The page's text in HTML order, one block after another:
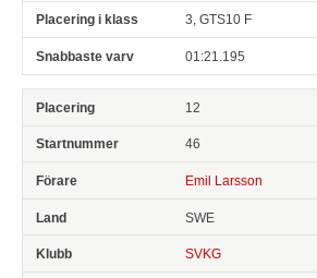
3, GTS10 F
01:21.195
12
46
Emil Larsson
SWE
SVKG